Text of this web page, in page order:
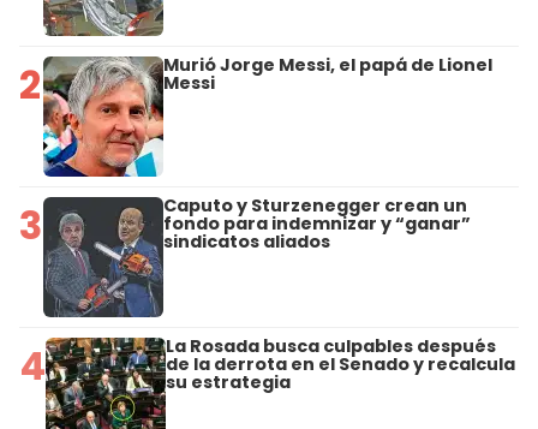
2 Murió Jorge Messi, el papá de Lionel
Messi
3 Caputo y Sturzenegger crean un
fondo para indemnizar y “ganar”
sindicatos aliados
4 La Rosada busca culpables después
de la derrota en el Senado y recalcula
su estrategia